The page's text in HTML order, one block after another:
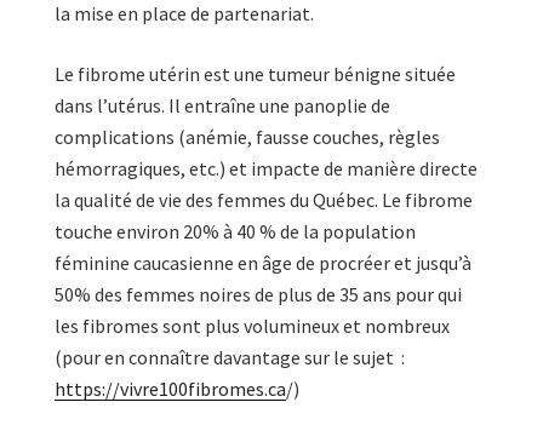
la mise en place de partenariat.
Le fibrome utérin est une tumeur bénigne située
dans l’utérus. Il entraîne une panoplie de
complications (anémie, fausse couches, règles
hémorragiques, etc.) et impacte de manière directe
la qualité de vie des femmes du Québec. Le fibrome
touche environ 20% à 40 % de la population
féminine caucasienne en âge de procréer et jusqu’à
50% des femmes noires de plus de 35 ans pour qui
les fibromes sont plus volumineux et nombreux
(pour en connaître davantage sur le sujet :
https://vivre100fibromes.ca/)